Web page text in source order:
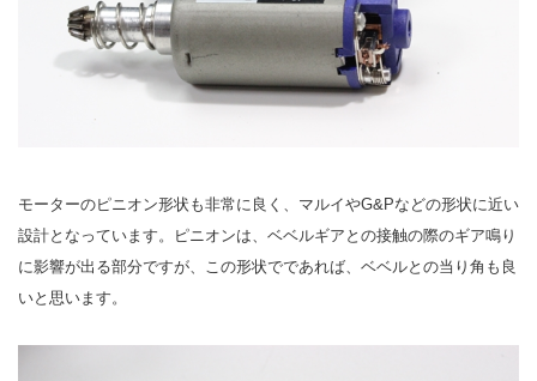
モーターのピニオン形状も非常に良く、マルイやG&Pなどの形状に近い
設計となっています。ピニオンは、ベベルギアとの接触の際のギア鳴り
に影響が出る部分ですが、この形状でであれば、ベベルとの当り角も良
いと思います。